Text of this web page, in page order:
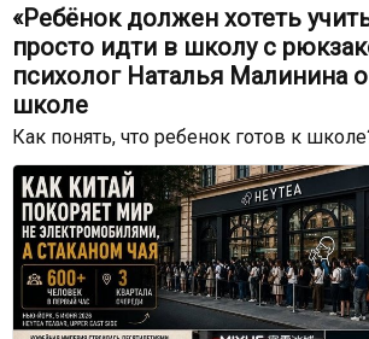
«Ребёнок должен хотеть
просто идти в школу с
психолог Наталья Малинина
школе
Как понять, что ребенок готов к